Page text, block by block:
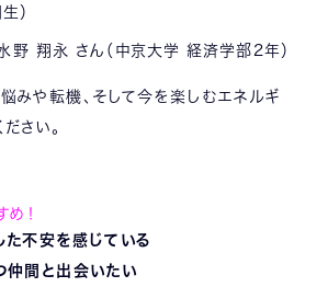
）
野 翔永 さん（中京大学 経済学部2年）
みや転機、そして今を楽しむエネルギ
さい。
！
不安を感じている
間と出会いたい